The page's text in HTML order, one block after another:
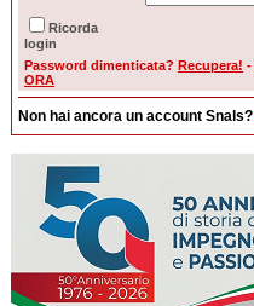
Ricorda
login
Password dimenticata? Recupera! -
ORA
Non hai ancora un account Snals?